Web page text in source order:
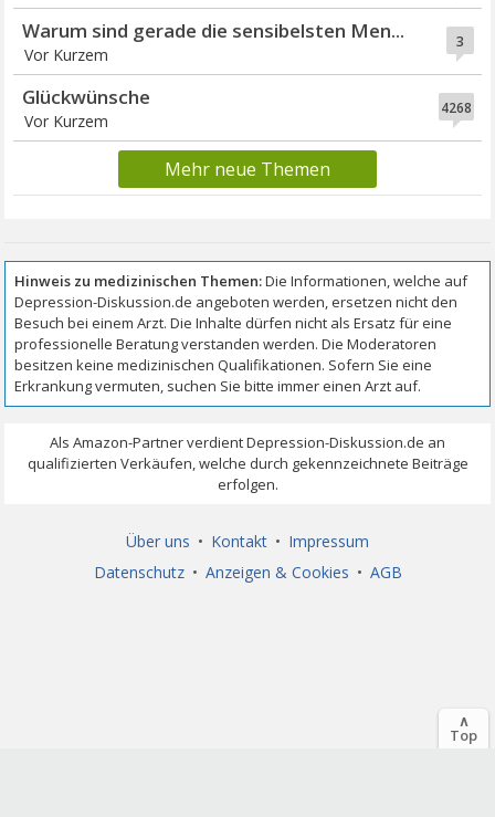
3
Warum sind gerade die sensibelsten Men...
Vor Kurzem
4268
Glückwünsche
Vor Kurzem
Mehr neue Themen
Über uns • Kontakt • Impressum
Datenschutz • Anzeigen & Cookies • AGB
∧
Top